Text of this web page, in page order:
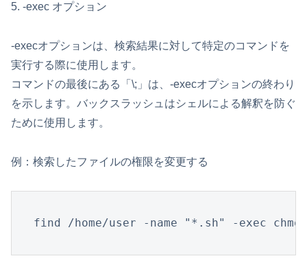
5. -exec オプション
-execオプションは、検索結果に対して特定のコマンドを
実行する際に使用します。
コマンドの最後にある「\;」は、-execオプションの終わり
を示します。バックスラッシュはシェルによる解釈を防ぐ
ために使用します。
例：検索したファイルの権限を変更する
find /home/user -name "*.sh" -exec